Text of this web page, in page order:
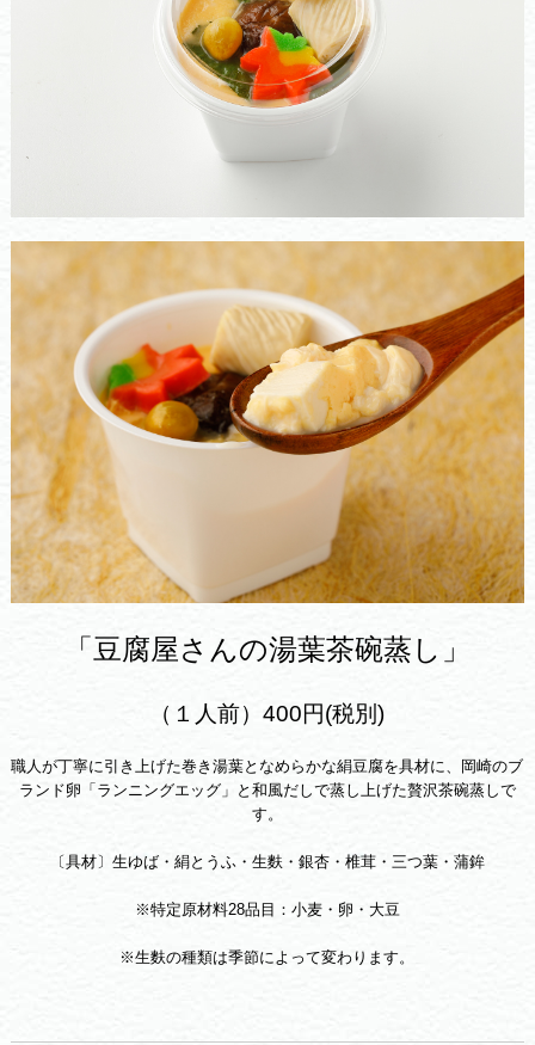
「豆腐屋さんの湯葉茶碗蒸し」
（１人前）400円(税別)
職人が丁寧に引き上げた巻き湯葉となめらかな絹豆腐を具材に、岡崎のブ
ランド卵「ランニングエッグ」と和風だしで蒸し上げた贅沢茶碗蒸しで
す。
〔具材〕生ゆば・絹とうふ・生麩・銀杏・椎茸・三つ葉・蒲鉾
※特定原材料28品目：小麦・卵・大豆
※生麩の種類は季節によって変わります。